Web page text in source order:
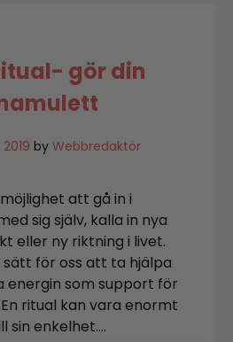
gör din
by Webbredaktör
att gå in i
sig själv, kalla in nya
eller ny riktning i livet.
för oss att ta hjälpa
energin som support för
ritual kan vara enormt
sin enkelhet….